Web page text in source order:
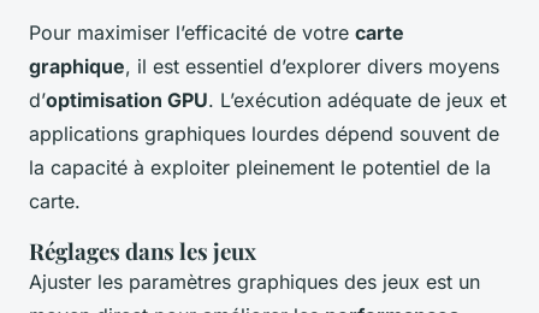
Pour maximiser l’efficacité de votre carte
graphique, il est essentiel d’explorer divers moyens
d’optimisation GPU. L’exécution adéquate de jeux et
applications graphiques lourdes dépend souvent de
la capacité à exploiter pleinement le potentiel de la
carte.
Réglages dans les jeux
Ajuster les paramètres graphiques des jeux est un